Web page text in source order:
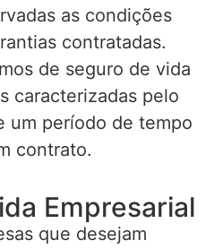
as condições
contratadas.
de seguro de vida
caracterizadas pelo
um período de tempo
contrato.
Empresarial
que desejam